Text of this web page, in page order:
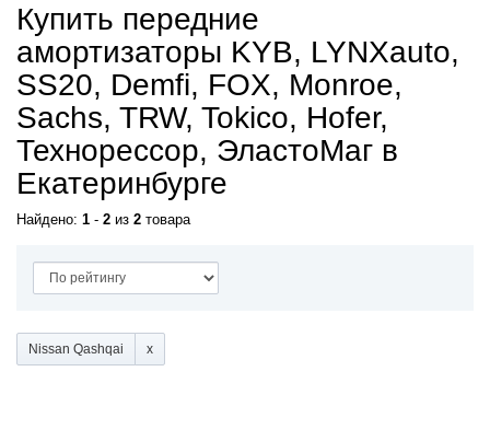
Купить передние
амортизаторы KYB, LYNXauto,
SS20, Demfi, FOX, Monroe,
Sachs, TRW, Tokico, Hofer,
Технорессор, ЭластоМаг в
Екатеринбурге
Найдено: 1 - 2 из 2 товара
Nissan Qashqai